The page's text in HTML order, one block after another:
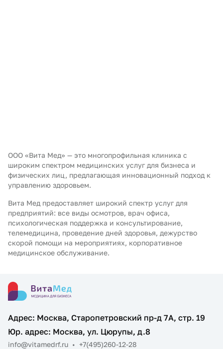
ООО «Вита Мед» — это многопрофильная клиника с
широким спектром медицинских услуг для бизнеса и
физических лиц, предлагающая инновационный подход к
управлению здоровьем.
Вита Мед предоставляет широкий спектр услуг для
предприятий: все виды осмотров, врач офиса,
психологическая поддержка и консультирование,
телемедицина, проведение дней здоровья, дежурство
скорой помощи на мероприятиях, корпоративное
медицинское обслуживание.
Адрес: Москва, Старопетровский пр-д 7А, стр. 19
Юр. адрес: Москва, ул. Цюрупы, д.8
info@vitamedrf.ru • +7(495)260-12-28